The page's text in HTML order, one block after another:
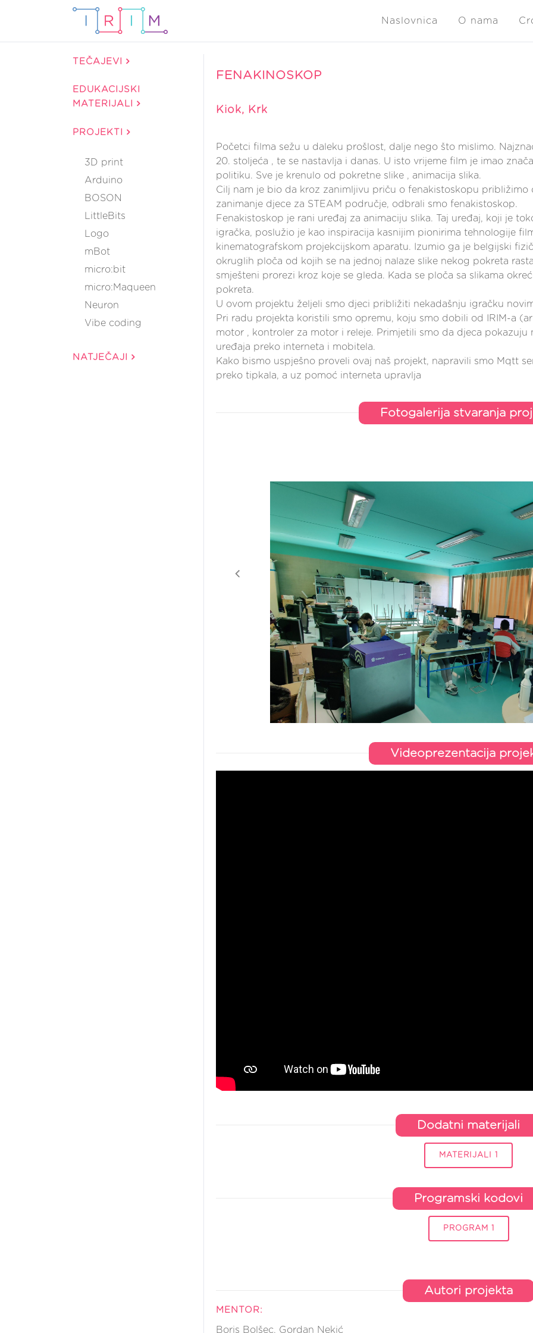
Naslovnica O nama
TEČAJEVI
EDUKACIJSKI
MATERIJALI
PROJEKTI
3D print
Arduino
BOSON
LittleBits
Logo
mBot
micro:bit
micro:Maqueen
Neuron
Vibe coding
NATJEČAJI
FENAKINOSKOP
Kiok, Krk
Početci filma sežu u daleku prošlost, dalje nego što mislimo.
20. stoljeća , te se nastavlja i danas. U isto vrijeme film je imao
politiku. Sve je krenulo od pokretne slike , animacija slika.
Cilj nam je bio da kroz zanimljivu priču o fenakistoskopu
zanimanje djece za STEAM područje, odbrali smo fenakistoskop.
Fenakistoskop je rani uređaj za animaciju slika. Taj uređaj, koji je
igračka, poslužio je kao inspiracija kasnijim pionirima tehnologije
kinematografskom projekcijskom aparatu. Izumio ga je belgijski
okruglih ploča od kojih se na jednoj nalaze slike nekog pokreta
smješteni prorezi kroz koje se gleda. Kada se ploča sa slikama
pokreta.
U ovom projektu željeli smo djeci približiti nekadašnju igračku
Pri radu projekta koristili smo opremu, koju smo dobili od IRIM-a
motor , kontroler za motor i releje. Primjetili smo da djeca pokazuju
uređaja preko interneta i mobitela.
Kako bismo uspješno proveli ovaj naš projekt, napravili smo Mqtt
preko tipkala, a uz pomoć interneta upravlja
Fotogalerija stvaranja
Videoprezentacija
Dodatni materijali
MATERIJALI 1
Programski kodovi
PROGRAM 1
Autori projekta
MENTOR:
Boris Bolšec, Gordan Nekić